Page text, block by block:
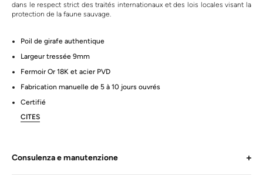
dans le respect strict des traités internationaux et des lois locales visant la
protection de la faune sauvage.
Poil de girafe authentique
Largeur tressée 9mm
Fermoir Or 18K et acier PVD
Fabrication manuelle de 5 à 10 jours ouvrés
Certifié
CITES
Consulenza e manutenzione